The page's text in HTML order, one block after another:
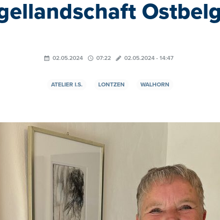
02.05.2024 07:22 02.05.2024 - 14:47
ATELIER I.S. LONTZEN WALHORN